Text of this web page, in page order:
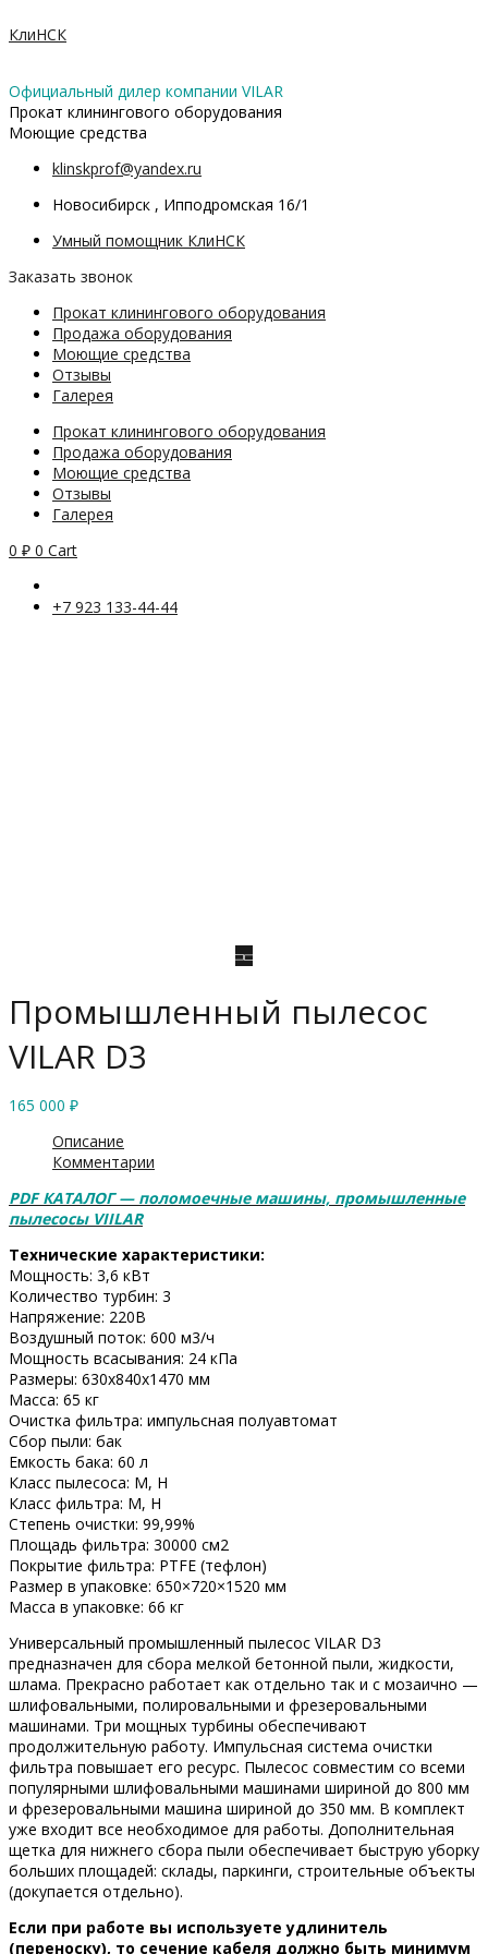
к
КлиНСК
Официальный дилер компании VILAR
Прокат клинингового оборудования
Моющие средства
klinskprof@yandex.ru
Новосибирск , Ипподромская 16/1
Умный помощник КлиНСК
Заказать звонок
Прокат клинингового оборудования
Продажа оборудования
Моющие средства
Отзывы
Галерея
Прокат клинингового оборудования
Продажа оборудования
Моющие средства
Отзывы
Галерея
0 ₽ 0 Cart
+7 923 133-44-44
о
с
к
р
Промышленный пылесос
VILAR D3
165 000 ₽
Описание
Комментарии
PDF КАТАЛОГ — поломоечные машины, промышленные
пылесосы VIILAR
Технические характеристики:
Мощность: 3,6 кВт
Количество турбин: 3
Напряжение: 220В
Воздушный поток: 600 м3/ч
Мощность всасывания: 24 кПа
Размеры: 630x840x1470 мм
Масса: 65 кг
Очистка фильтра: импульсная полуавтомат
Сбор пыли: бак
Емкость бака: 60 л
Класс пылесоса: M, H
Класс фильтра: M, H
Степень очистки: 99,99%
Площадь фильтра: 30000 см2
Покрытие фильтра: PTFE (тефлон)
Размер в упаковке: 650×720×1520 мм
Масса в упаковке: 66 кг
Универсальный промышленный пылесос VILAR D3
предназначен для сбора мелкой бетонной пыли, жидкости,
шлама. Прекрасно работает как отдельно так и с мозаично —
шлифовальными, полировальными и фрезеровальными
машинами. Три мощных турбины обеспечивают
продолжительную работу. Импульсная система очистки
фильтра повышает его ресурс. Пылесос совместим со всеми
популярными шлифовальными машинами шириной до 800 мм
и фрезеровальными машина шириной до 350 мм. В комплект
уже входит все необходимое для работы. Дополнительная
щетка для нижнего сбора пыли обеспечивает быструю уборку
больших площадей: склады, паркинги, строительные объекты
(докупается отдельно).
Если при работе вы используете удлинитель
(переноску), то сечение кабеля должно быть минимум